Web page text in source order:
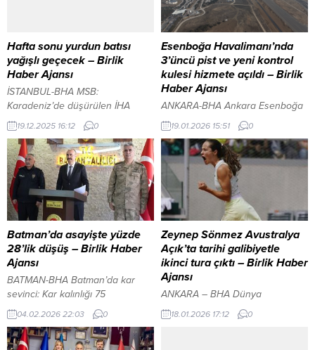
Hafta sonu yurdun batısı
yağışlı geçecek – Birlik
Haber Ajansı
İSTANBUL-BHA MSB:
Karadeniz’de düşürülen İHA
süreci başarıyla yönetildi İçeriği
Görüntüle YAZI ARASI REKLAM
ALANI Çevre, Şehircilik ve İklim
Değişikliği Bakanlığı Meteoroloji
Genel Müdürlüğü Hava Tahmin
Uzmanı Cengiz Çelik, hafta sonu
beklenen hava durumuna ilişkin
değerlendirmelerde bulundu.
Çelik, yarın yurt genelinde yağış
beklenmediğini, güneybatı
kesimlerin parçalı bulutlu, diğer
bölgelerin ise az...
19.12.2025 16:12 0
Esenboğa Havalimanı’nda
3’üncü pist ve yeni kontrol
kulesi hizmete açıldı – Birlik
Haber Ajansı
ANKARA-BHA Ankara Esenboğa
Havalimanı’nda yürütülen
genişleme projelerinde ilk etap
tamamlandı. Bu kapsamda inşa
edilen 3’üncü pist ile modern
mimariye sahip yeni Hava Trafik
Kontrol Kulesi düzenlenen
törenle açıldı. “3. Pist, Yeni Kule
ve Tamamlayıcı Tesisler”in açılışı,
Cumhurbaşkanı Recep Tayyip
Erdoğan’ın katılımıyla
gerçekleştirildi. Yeni piste ilk inişi,
Cumhurbaşkanı Erdoğan’ı
taşıyan özel...
19.01.2026 15:51 0
Batman’da asayişte yüzde
28’lik düşüş – Birlik Haber
Ajansı
BATMAN-BHA Batman’da kar
sevinci: Kar kalınlığı 75
santimetreye ulaştı İçeriği
Görüntüle YAZI ARASI REKLAM
ALANI Batman Valisi Ekrem
04.02.2026 22:03 0
Zeynep Sönmez Avustralya
Açık’ta tarihi galibiyetle
ikinci tura çıktı – Birlik Haber
Ajansı
ANKARA – BHA Dünya
sıralamasında 112. sırada yer
alan 23 yaşındaki milli sporcu,
18.01.2026 17:12 0